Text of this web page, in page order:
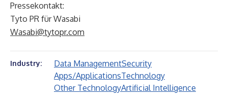
Pressekontakt:
Tyto PR für Wasabi
Wasabi@tytopr.com
Industry: Data ManagementSecurity
Apps/ApplicationsTechnology
Other TechnologyArtificial Intelligence